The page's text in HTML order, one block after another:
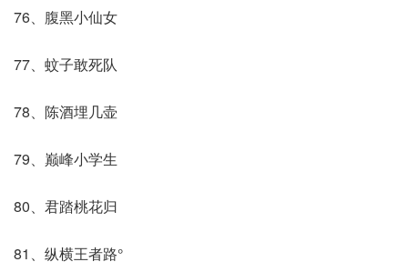
76、腹黑小仙女
77、蚊子敢死队
78、陈酒埋几壶
79、巅峰小学生
80、君踏桃花归
81、纵横王者路°